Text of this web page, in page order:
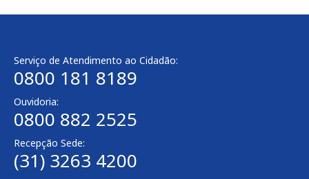
Serviço de Atendimento ao Cidadão:
0800 181 8189
Ouvidoria:
0800 882 2525
Recepção Sede:
(31) 3263 4200